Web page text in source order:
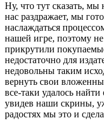
Ну, что тут сказать,
нас раздражает, мы
наслаждаться
нашей игре, поэтому не
прикрутили
недостаточно для
недовольны таким
вернуть свои
все-таки удалось
увидев наши скрины,
радостях мы это и